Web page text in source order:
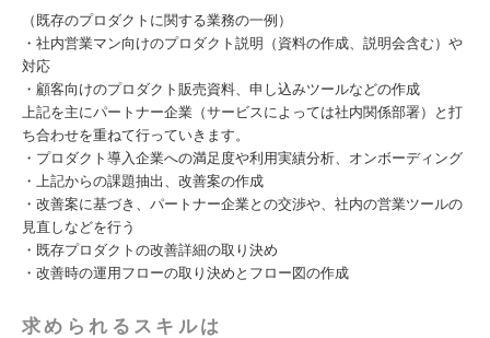
（既存のプロダクトに関する業務の一例）
・社内営業マン向けのプロダクト説明（資料の作成、説明会含む）や
対応
・顧客向けのプロダクト販売資料、申し込みツールなどの作成
上記を主にパートナー企業（サービスによっては社内関係部署）と打
ち合わせを重ねて行っていきます。
・プロダクト導入企業への満足度や利用実績分析、オンボーディング
・上記からの課題抽出、改善案の作成
・改善案に基づき、パートナー企業との交渉や、社内の営業ツールの
見直しなどを行う
・既存プロダクトの改善詳細の取り決め
・改善時の運用フローの取り決めとフロー図の作成
求められるスキルは